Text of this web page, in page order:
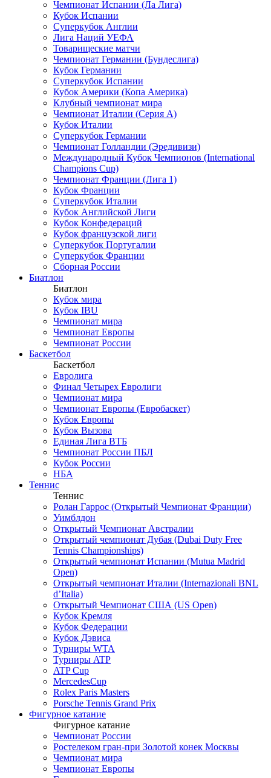
Чемпионат Испании (Ла Лига)
Кубок Испании
Суперкубок Англии
Лига Наций УЕФА
Товарищеские матчи
Чемпионат Германии (Бундеслига)
Кубок Германии
Суперкубок Испании
Кубок Америки (Копа Америка)
Клубный чемпионат мира
Чемпионат Италии (Серия А)
Кубок Италии
Суперкубок Германии
Чемпионат Голландии (Эредивизи)
Международный Кубок Чемпионов (International
Champions Cup)
Чемпионат Франции (Лига 1)
Кубок Франции
Суперкубок Италии
Кубок Английской Лиги
Кубок Конфедераций
Кубок французской лиги
Суперкубок Португалии
Суперкубок Франции
Сборная России
Биатлон
Биатлон
Кубок мира
Кубок IBU
Чемпионат мира
Чемпионат Европы
Чемпионат России
Баскетбол
Баскетбол
Евролига
Финал Четырех Евролиги
Чемпионат мира
Чемпионат Европы (Евробаскет)
Кубок Европы
Кубок Вызова
Единая Лига ВТБ
Чемпионат России ПБЛ
Кубок России
НБА
Теннис
Теннис
Ролан Гаррос (Открытый Чемпионат Франции)
Уимблдон
Открытый Чемпионат Австралии
Открытый чемпионат Дубая (Dubai Duty Free
Tennis Championships)
Открытый чемпионат Испании (Mutua Madrid
Open)
Открытый чемпионат Италии (Internazionali BNL
d’Italia)
Открытый Чемпионат США (US Open)
Кубок Кремля
Кубок Федерации
Кубок Дэвиса
Турниры WTA
Турниры ATP
ATP Cup
MercedesCup
Rolex Paris Masters
Porsche Tennis Grand Prix
Фигурное катание
Фигурное катание
Чемпионат России
Ростелеком гран-при Золотой конек Москвы
Чемпионат мира
Чемпионат Европы